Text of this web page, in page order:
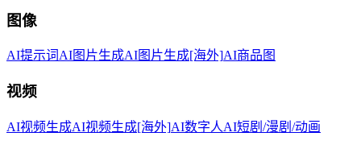
图像
AI提示词AI图片生成AI图片生成[海外]AI商品图
视频
AI视频生成AI视频生成[海外]AI数字人AI短剧/漫剧/动画